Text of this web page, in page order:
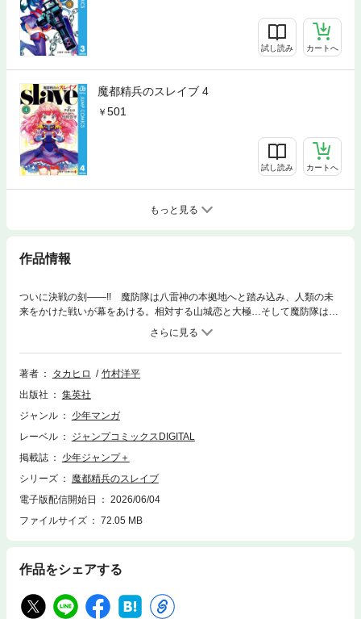
試し読み カートへ
魔都精兵のスレイブ 4
501
試し読み カートへ
もっと見る
作品情報
ついに決戦の刻――!! 魔防隊は八雷神の本拠地へと踏み込み、人類の未
来をかけた戦いが幕をあける。相対する山城恋と大極…そして魔防隊は敵
を分断し、一柱ずつ撃破する作戦に出る！ 夜雲とワルワラは若雲を標的
著者 タカヒロ
竹村洋平
出版社
集英社
ジャンル
少年マンガ
レーベル
ジャンプコミックスDIGITAL
掲載誌
少年ジャンプ＋
シリーズ
魔都精兵のスレイブ
電子版配信開始日
2026/06/04
ファイルサイズ
72.05 MB
作品をシェアする